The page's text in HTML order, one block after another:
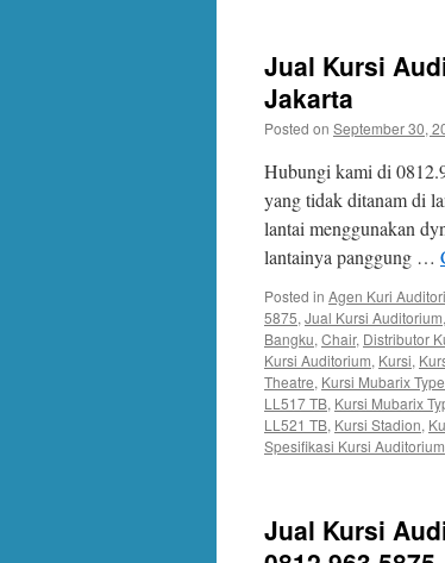
Jual Kursi
Jakarta
Posted on September 30,
Hubungi kami di
yang tidak ditanam di
lantai menggunakan
lantainya panggung …
Posted in Agen Kuri
5875, Jual Kursi Auditorium,
Bangku, Chair, Distributor
Kursi Auditorium, Kursi,
Theatre, Kursi Mubarix
LL517 TB, Kursi Mubarix
LL521 TB, Kursi Stadion,
Spesifikasi Kursi Auditorium
Jual Kursi